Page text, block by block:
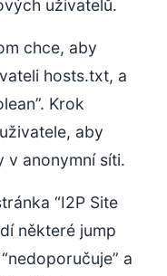
uživatelů.
chce, aby
hosts.txt, a
Krok
aby
v anonymní síti.
“I2P Site
některé jump
a